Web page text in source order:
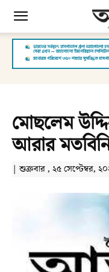
মোছলেম
আরার
| শুক্রবার , ২৫ সেপ্টেম্বর,